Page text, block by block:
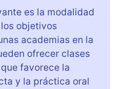
es la modalidad
objetivos
academias en la
ofrecer clases
favorece la
y la práctica oral